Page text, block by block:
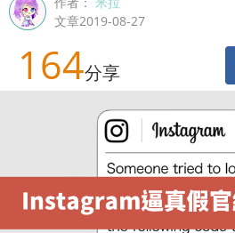
文章2019-08-27
164分享